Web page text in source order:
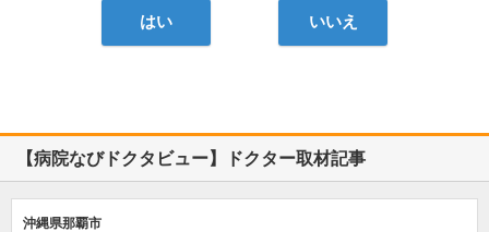
はい いいえ
【病院なびドクタビュー】ドクター取材記事
沖縄県那覇市